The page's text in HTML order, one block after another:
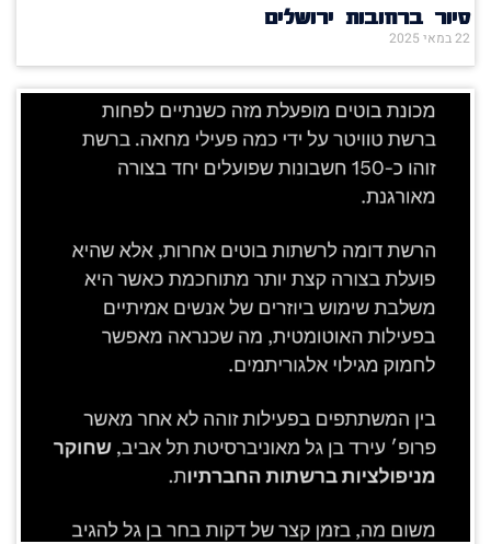
סיור ברחובות ירושלים
22 במאי 2025